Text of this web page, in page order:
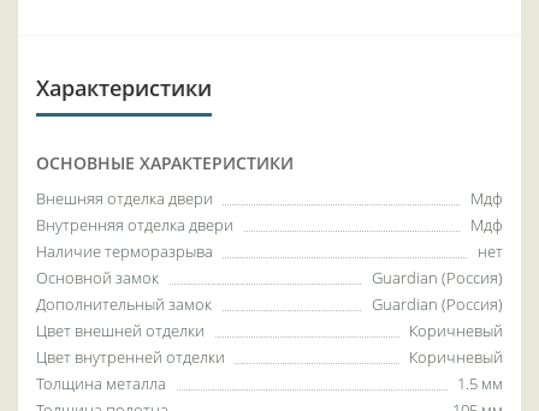
Характеристики
ОСНОВНЫЕ ХАРАКТЕРИСТИКИ
Внешняя отделка двери
Мдф
Внутренняя отделка двери
Мдф
Наличие терморазрыва
нет
Основной замок
Guardian (Россия)
Дополнительный замок
Guardian (Россия)
Цвет внешней отделки
Коричневый
Цвет внутренней отделки
Коричневый
Толщина металла
1.5 мм